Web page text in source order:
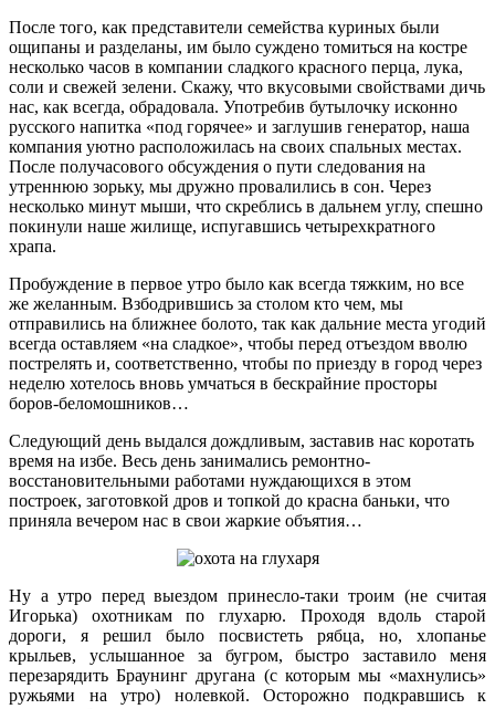
После того, как представители семейства куриных были
ощипаны и разделаны, им было суждено томиться на костре
несколько часов в компании сладкого красного перца, лука,
соли и свежей зелени. Скажу, что вкусовыми свойствами дичь
нас, как всегда, обрадовала. Употребив бутылочку исконно
русского напитка «под горячее» и заглушив генератор, наша
компания уютно расположилась на своих спальных местах.
После получасового обсуждения о пути следования на
утреннюю зорьку, мы дружно провалились в сон. Через
несколько минут мыши, что скреблись в дальнем углу, спешно
покинули наше жилище, испугавшись четырехкратного
храпа.
Пробуждение в первое утро было как всегда тяжким, но все
же желанным. Взбодрившись за столом кто чем, мы
отправились на ближнее болото, так как дальние места угодий
всегда оставляем «на сладкое», чтобы перед отъездом вволю
пострелять и, соответственно, чтобы по приезду в город через
неделю хотелось вновь умчаться в бескрайние просторы
боров-беломошников…
Следующий день выдался дождливым, заставив нас коротать
время на избе. Весь день занимались ремонтно-
восстановительными работами нуждающихся в этом
построек, заготовкой дров и топкой до красна баньки, что
приняла вечером нас в свои жаркие объятия…
Ну а утро перед выездом принесло-таки троим (не считая
Игорька) охотникам по глухарю. Проходя вдоль старой
дороги, я решил было посвистеть рябца, но, хлопанье
крыльев, услышанное за бугром, быстро заставило меня
перезарядить Браунинг другана (с которым мы «махнулись»
ружьями на утро) нолевкой. Осторожно подкравшись к